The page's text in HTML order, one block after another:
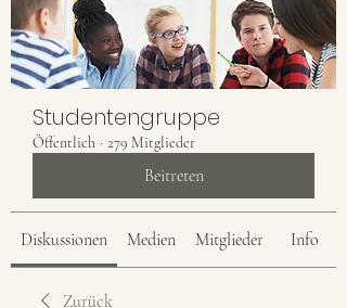
Studentengruppe
Öffentlich · 279 Mitglieder
Beitreten
Diskussionen Medien Mitglieder Info
Zurück